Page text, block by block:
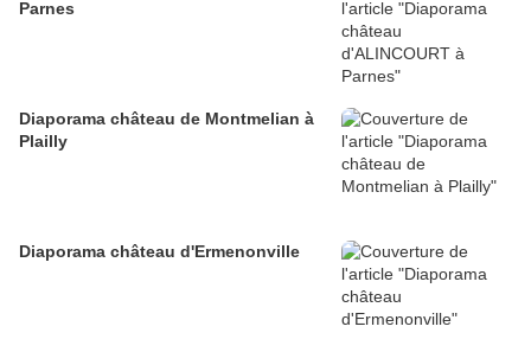
Parnes
Diaporama château de Montmelian à
Plailly
Diaporama château d'Ermenonville